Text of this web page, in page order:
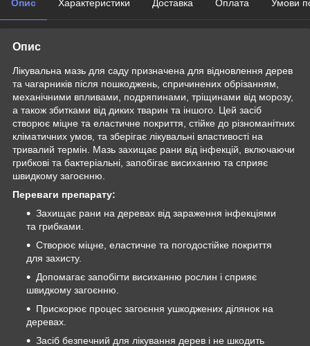
Опис Характеристики Доставка Оплата Умови
Опис
Лікувальна мазь для саду призначена для відновлення дерев
та чагарників після пошкоджень, спричинених обрізанням,
механічними впливами, подряпинами, тріщинами від морозу,
а також збитками від диких тварин та іншого. Цей засіб
створює міцне та еластичне покриття, стійке до різноманітних
кліматичних умов, та зберігає лікувальні властивості на
тривалий термін. Мазь захищає рани від інфекцій, включаючи
грибкові та бактеріальні, запобігає висиханню та сприяє
швидкому загоєнню.
Переваги препарату:
Захищає рани на деревах від зараження інфекціями
та грибками.
Створює міцне, еластичне та погодостійке покриття
для захисту.
Допомагає запобігти висиханню рослин і сприяє
швидкому загоєнню.
Прискорює процес загоєння ушкоджених ділянок на
деревах.
Засіб безпечний для лікування дерев і не шкодить